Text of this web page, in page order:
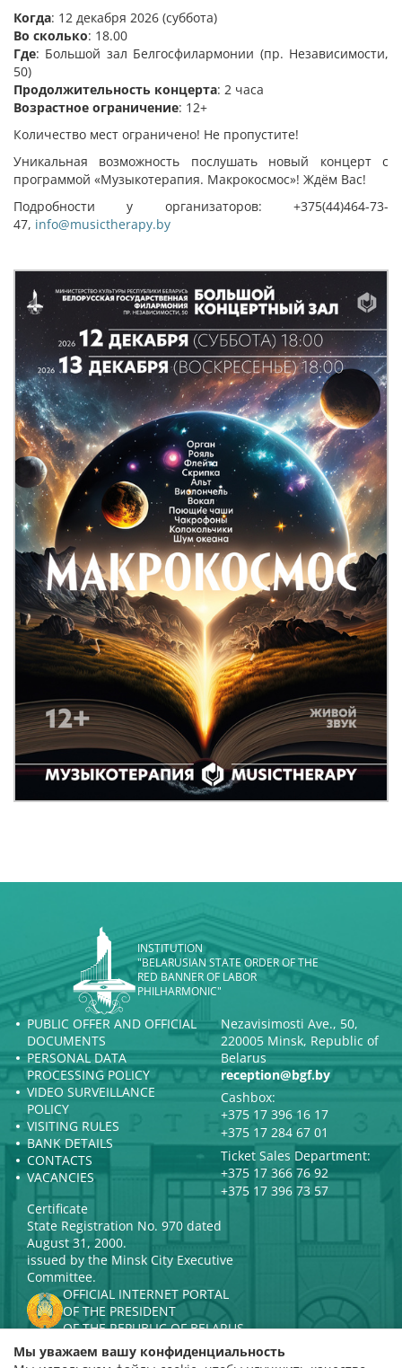
Когда: 12 декабря 2026 (суббота)
Во сколько: 18.00
Где: Большой зал Белгосфилармонии (пр. Независимости,
50)
Продолжительность концерта: 2 часа
Возрастное ограничение: 12+
Количество мест ограничено! Не пропустите!
Уникальная возможность послушать новый концерт с
программой «Музыкотерапия. Макрокосмос»! Ждём Вас!
Подробности у организаторов: +375(44)464-73-
47, info@musictherapy.by
INSTITUTION
"BELARUSIAN STATE ORDER OF THE
RED BANNER OF LABOR
PHILHARMONIC"
PUBLIC OFFER AND OFFICIAL
DOCUMENTS
PERSONAL DATA
PROCESSING POLICY
VIDEO SURVEILLANCE
POLICY
VISITING RULES
BANK DETAILS
CONTACTS
VACANCIES
Nezavisimosti Ave., 50,
220005 Minsk, Republic of
Belarus
reception@bgf.by
Cashbox:
+375 17 396 16 17
+375 17 284 67 01
Ticket Sales Department:
+375 17 366 76 92
+375 17 396 73 57
Certificate
State Registration No. 970 dated
August 31, 2000.
issued by the Minsk City Executive
Committee.
OFFICIAL INTERNET PORTAL
OF THE PRESIDENT
OF THE REPUBLIC OF BELARUS
MINISTRY OF CULTURE OF THE
REPUBLIC OF BELARUS
Мы уважаем вашу конфиденциальность